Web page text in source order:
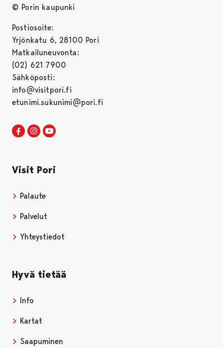
© Porin kaupunki
Postiosoite:
Yrjönkatu 6, 28100 Pori
Matkailuneuvonta:
(02) 621 7900
Sähköposti:
info@visitpori.fi
etunimi.sukunimi@pori.fi
Visit Pori Facebookissa
Avautuu uudessa välilehdessä
Visit Pori Instagrammissa
Avautuu uudessa välilehdessä
Visit Pori
Palaute
Palvelut
Yhteystiedot
Hyvä tietää
Info
Kartat
Saapuminen